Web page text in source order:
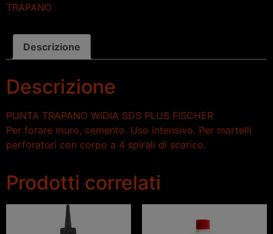
TRAPANO
Descrizione
Descrizione
PUNTA TRAPANO WIDIA SDS PLUS FISCHER
Per forare muro, cemento. Uso intensivo. Per martelli
perforatori con corpo a 4 spirali di scarico.
Prodotti correlati